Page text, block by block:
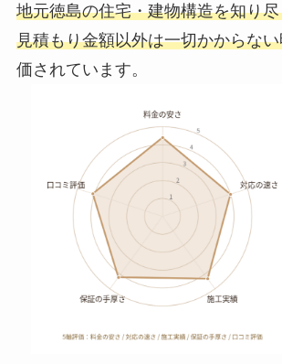
地元徳島の住宅・建物構造を知り
見積もり金額以外は一切かからな
価されています。